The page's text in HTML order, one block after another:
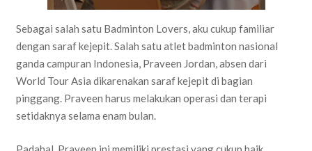
Sebagai salah satu Badminton Lovers, aku cukup familiar
dengan saraf kejepit. Salah satu atlet badminton nasional
ganda campuran Indonesia, Praveen Jordan, absen dari
World Tour Asia dikarenakan saraf kejepit di bagian
pinggang. Praveen harus melakukan operasi dan terapi
setidaknya selama enam bulan.